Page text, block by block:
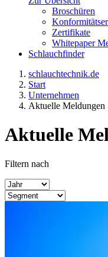
Broschüren
Zertifikate
Whitepaper
Schlauchfinder
schlauchtechnik.de
Start
Unternehmen
Aktuelle Meldungen
Aktuelle
Filtern nach